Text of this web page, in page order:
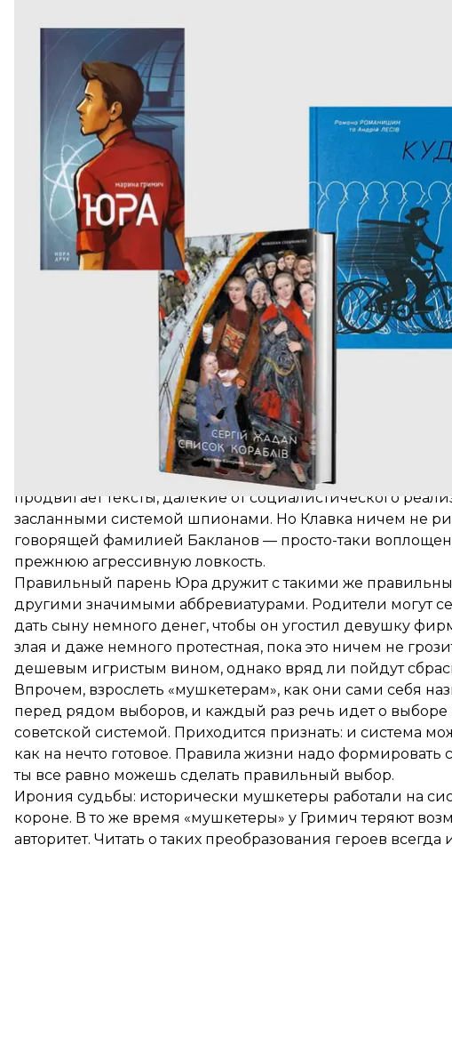
, смотрим выступления театров и цирков
постапокалиптические игры. В этом месяце — свежая
постапокалиптики и на зимних улицах хватает.
Почему важно прочитать эти книги именно сейчас,
Марина
«Юра» — продолжение романа Марины Гримич
шла о жизни, работе и любви советской машинистки в
оттепель, а в сердце Клавкиного сына Юры — любовь.
Юра — сын советского партийного чиновника, физик
комсорг, которому обещают блестящее будущее.
городе. Мама Юры — уже не простая машинистка, а
продвигает тексты, далекие от социалистического
засланными системой шпионами. Но Клавка ничем не
говорящей фамилией Бакланов — просто-таки
прежнюю агрессивную ловкость.
Правильный парень Юра дружит с такими же
другими значимыми аббревиатурами. Родители могут
дать сыну немного денег, чтобы он угостил девушку
злая и даже немного протестная, пока это ничем не
дешевым игристым вином, однако вряд ли пойдут
Впрочем, взрослеть «мушкетерам», как они сами себя
перед рядом выборов, и каждый раз речь идет о
советской системой. Приходится признать: и система
как на нечто готовое. Правила жизни надо
ты все равно можешь сделать правильный выбор.
Ирония судьбы: исторически мушкетеры работали на
короне. В то же время «мушкетеры» у Гримич теряют
авторитет. Читать о таких преобразования героев всегда